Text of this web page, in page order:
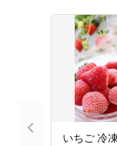
いちご 冷